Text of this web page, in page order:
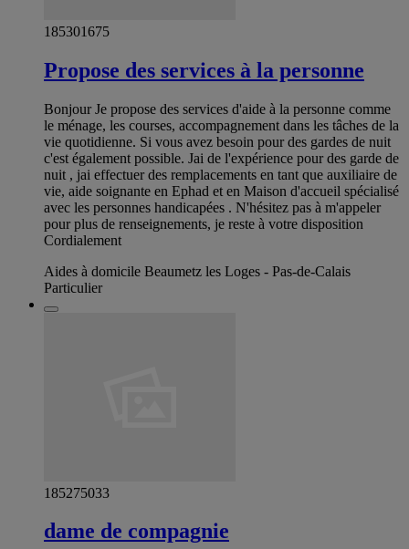
185301675
Propose des services à la personne
Bonjour Je propose des services d'aide à la personne comme
le ménage, les courses, accompagnement dans les tâches de la
vie quotidienne. Si vous avez besoin pour des gardes de nuit
c'est également possible. Jai de l'expérience pour des garde de
nuit , jai effectuer des remplacements en tant que auxiliaire de
vie, aide soignante en Ephad et en Maison d'accueil spécialisé
avec les personnes handicapées . N'hésitez pas à m'appeler
pour plus de renseignements, je reste à votre disposition
Cordialement
Aides à domicile Beaumetz les Loges - Pas-de-Calais
Particulier
185275033
dame de compagnie